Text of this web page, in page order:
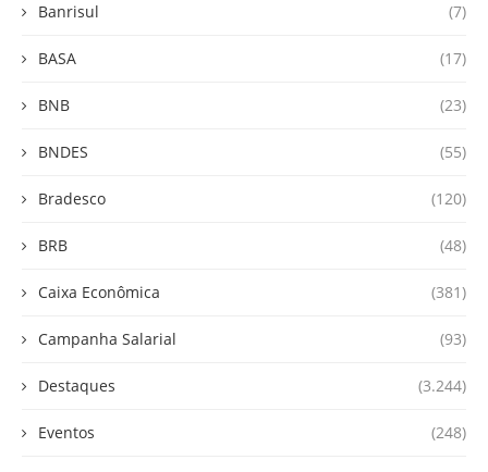
Banrisul (7)
BASA (17)
BNB (23)
BNDES (55)
Bradesco (120)
BRB (48)
Caixa Econômica (381)
Campanha Salarial (93)
Destaques (3.244)
Eventos (248)